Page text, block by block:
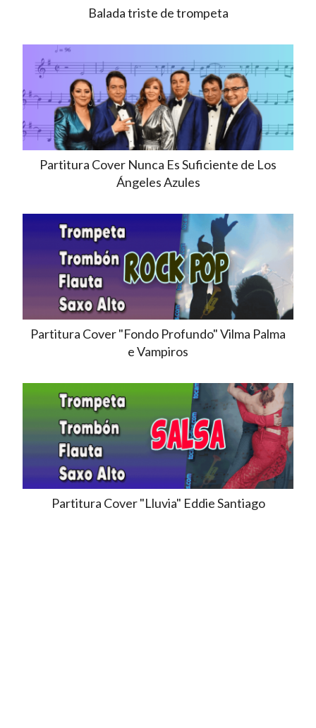
Balada triste de trompeta
Partitura Cover Nunca Es Suficiente de Los
Ángeles Azules
Partitura Cover "Fondo Profundo" Vilma Palma
e Vampiros
Partitura Cover "Lluvia" Eddie Santiago